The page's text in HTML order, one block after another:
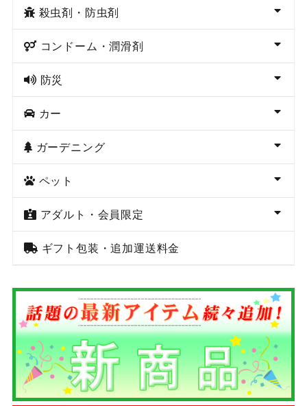
殺虫剤・防虫剤
コンドーム・潤滑剤
防災
カー
ガーデニング
ペット
アダルト・会員限定
ギフト包装・追加運送料金